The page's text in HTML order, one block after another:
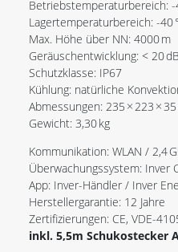
Betriebstemperaturbereich: -
Lagertemperaturbereich: -40
Max. Höhe über NN: 4000 m
Geräuschentwicklung: < 20 dB
Schutzklasse: IP67
Kühlung: natürliche
Abmessungen: 235 × 223 ×
Gewicht: 3,30 kg
Kommunikation: WLAN / 2,4
Überwachungssystem: Inver
App: Inver-Händler / Inver
Herstellergarantie: 12 Jahre
Zertifizierungen: CE, VDE-
inkl. 5,5m Schukostecker